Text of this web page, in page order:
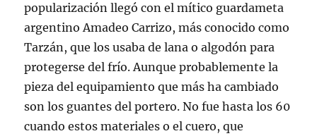
popularización llegó con el mítico guardameta
argentino Amadeo Carrizo, más conocido como
Tarzán, que los usaba de lana o algodón para
protegerse del frío. Aunque probablemente la
pieza del equipamiento que más ha cambiado
son los guantes del portero. No fue hasta los 60
cuando estos materiales o el cuero, que